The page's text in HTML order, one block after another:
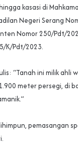
kasasi di
Negeri Serang
Nomor 250/Pdt/
K/Pdt/2023.
“Tanah ini milik ahli
meter persegi, di
pemasangan